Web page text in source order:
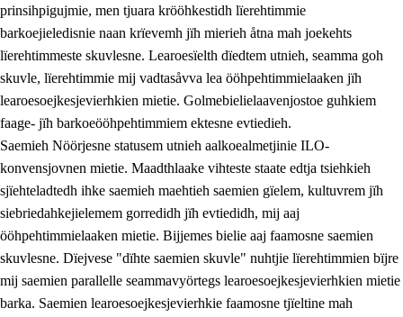
prinsihpigujmie, men tjuara krööhkestidh lïerehtimmie
barkoejieledisnie naan krïevemh jïh mierieh åtna mah joekehts
lïerehtimmeste skuvlesne. Learoesïelth dïedtem utnieh, seamma goh
skuvle, lïerehtimmie mij vadtasåvva lea ööhpehtimmielaaken jïh
learoesoejkesjevierhkien mietie. Golmebielielaavenjostoe guhkiem
faage- jïh barkoeööhpehtimmiem ektesne evtiedieh.
Saemieh Nöörjesne statusem utnieh aalkoealmetjinie ILO-
konvensjovnen mietie. Maadthlaake vihteste staate edtja tsiehkieh
sjïehteladtedh ihke saemieh maehtieh saemien gïelem, kultuvrem jïh
siebriedahkejielemem gorredidh jïh evtiedidh, mij aaj
ööhpehtimmielaaken mietie. Bijjemes bielie aaj faamosne saemien
skuvlesne. Dïejvese "dïhte saemien skuvle" nuhtjie lïerehtimmien bïjre
mij saemien parallelle seammavyörtegs learoesoejkesjevierhkien mietie
barka. Saemien learoesoejkesjevierhkie faamosne tjïeltine mah